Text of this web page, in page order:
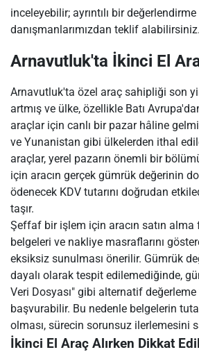
inceleyebilir; ayrıntılı bir
danışmanlarımızdan teklif alabilirsiniz.
Arnavutluk'ta İkinci El
Arnavutluk'ta özel araç sahipliği son
artmış ve ülke, özellikle Batı
araçlar için canlı bir pazar hâline
ve Yunanistan gibi ülkelerden ithal
araçlar, yerel pazarın önemli bir
için aracın gerçek gümrük değerinin
ödenecek KDV tutarını doğrudan
taşır.
Şeffaf bir işlem için aracın satın alma
belgeleri ve nakliye masraflarını
eksiksiz sunulması önerilir. Gümrük
dayalı olarak tespit edilemediğinde,
Veri Dosyası" gibi alternatif
başvurabilir. Bu nedenle belgelerin
olması, sürecin sorunsuz ilerlemesini
İkinci El Araç Alırken Dikkat